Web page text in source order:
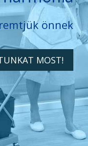
önnek
MOST!